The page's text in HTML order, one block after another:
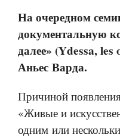
На очередном
документальную
далее» (Ydessa,
Аньес Варда.
Причиной
«Живые и
одним или